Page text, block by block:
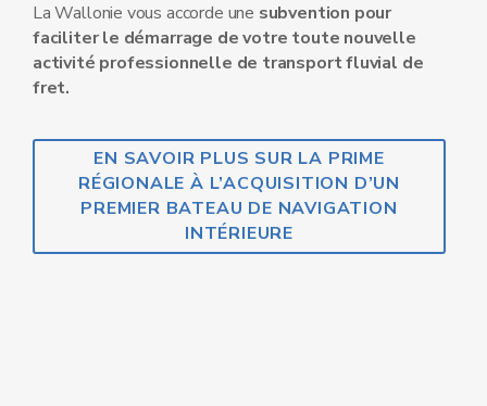
La Wallonie vous accorde une subvention pour
faciliter le démarrage de votre toute nouvelle
activité professionnelle de transport fluvial de
fret.
EN SAVOIR PLUS SUR LA PRIME
RÉGIONALE À L’ACQUISITION D’UN
PREMIER BATEAU DE NAVIGATION
INTÉRIEURE